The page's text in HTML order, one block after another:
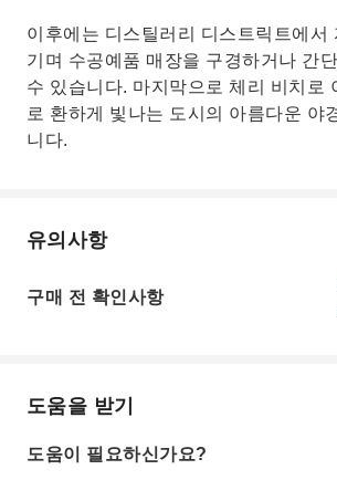
이후에는 디스틸러리 디스트릭트에서
기며 수공예품 매장을 구경하거나 간
수 있습니다. 마지막으로 체리 비치로
로 환하게 빛나는 도시의 아름다운 야
니다.
유의사항
구매 전 확인사항
도움을 받기
도움이 필요하신가요?